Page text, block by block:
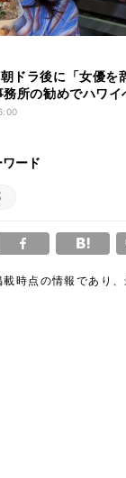
ドラ後に「女優を
務所の勧めでハワイ
ード
時点の情報であり